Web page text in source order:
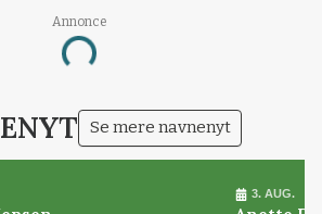
Annonce
Loading...
Se mere navnenyt
3. AUG.